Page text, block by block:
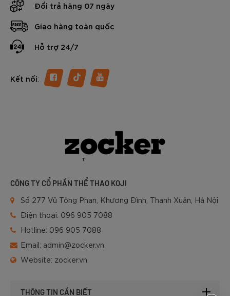
Đổi trả hàng 07 ngày
Giao hàng toàn quốc
Hỗ trợ 24/7
Kết nối:
CÔNG TY CỔ PHẦN THỂ THAO KOJI
Số 277 Vũ Tông Phan, Khương Đình, Thanh Xuân, Hà Nội
Điện thoại: 096 905 7088
Hotline: 096 905 7088
Email: admin@zocker.vn
Website: zocker.vn
THÔNG TIN CẦN BIẾT